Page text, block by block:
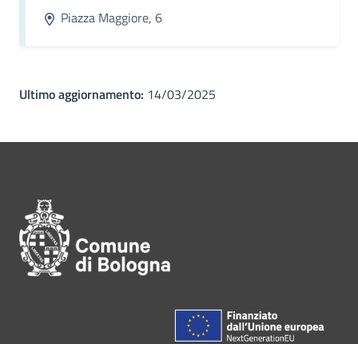
Piazza Maggiore, 6
Ultimo aggiornamento: 14/03/2025